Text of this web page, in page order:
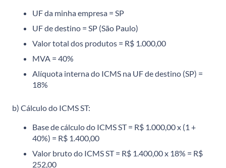
UF da minha empresa = SP
UF de destino = SP (São Paulo)
Valor total dos produtos = R$ 1.000,00
MVA = 40%
Alíquota interna do ICMS na UF de destino (SP) =
18%
b) Cálculo do ICMS ST:
Base de cálculo do ICMS ST = R$ 1.000,00 x (1 +
40%) = R$ 1.400,00
Valor bruto do ICMS ST = R$ 1.400,00 x 18% = R$
252,00